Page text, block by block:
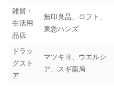
雑貨・
生活用
品店
無印良品、ロフト、
東急ハンズ
ドラッ
グスト
ア
マツキヨ、ウエルシ
ア、スギ薬局